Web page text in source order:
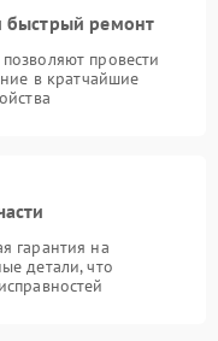
быстрый ремонт
провести
в кратчайшие
гарантия на
детали, что